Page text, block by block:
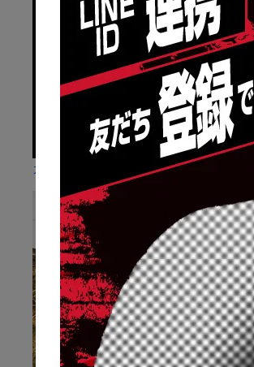
カラダとケガ